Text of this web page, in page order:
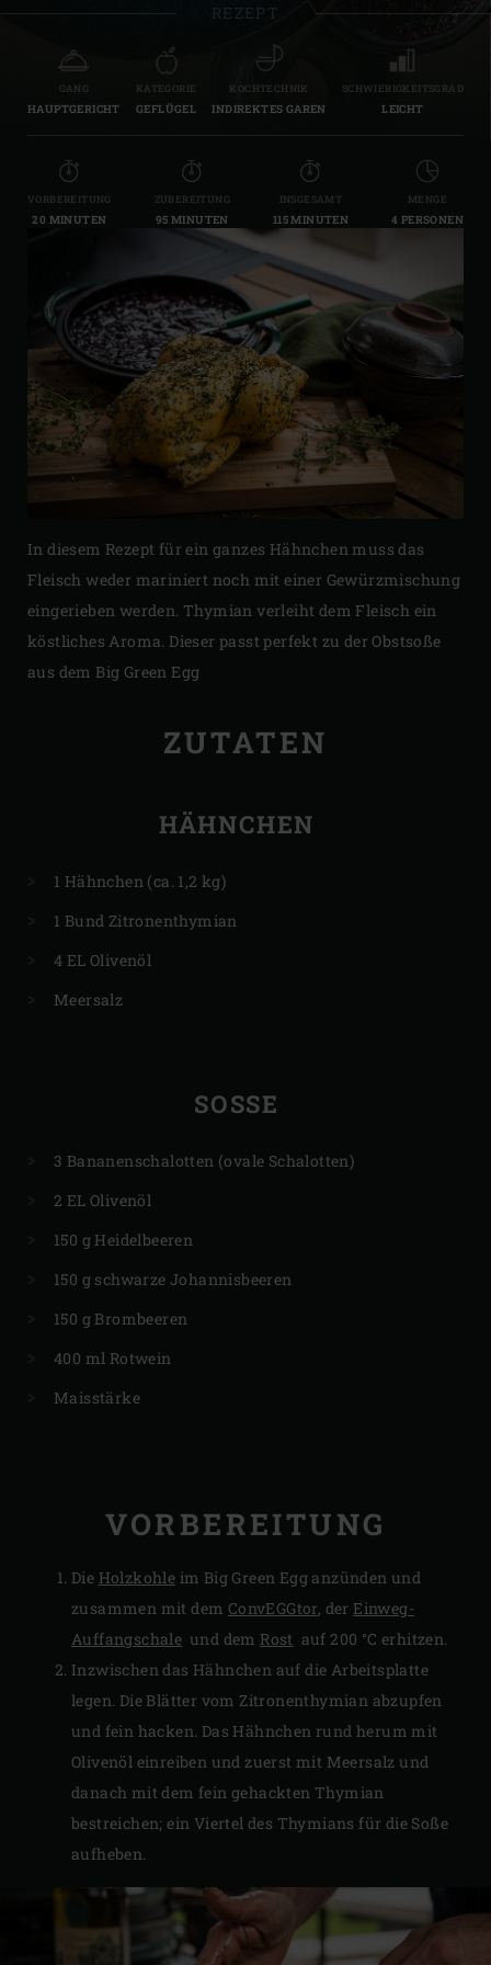
REZEPT
GANG
HAUPTGERICHT
KATEGORIE
GEFLÜGEL
KOCHTECHNIK
INDIREKTES GAREN
SCHWIERIGKEITSGRAD
LEICHT
VORBEREITUNG
20 MINUTEN
ZUBEREITUNG
95 MINUTEN
INSGESAMT
115 MINUTEN
MENGE
4 PERSONEN
In diesem Rezept für ein ganzes Hähnchen muss das
Fleisch weder mariniert noch mit einer Gewürzmischung
eingerieben werden. Thymian verleiht dem Fleisch ein
köstliches Aroma. Dieser passt perfekt zu der Obstsoße
aus dem Big Green Egg
ZUTATEN
HÄHNCHEN
1 Hähnchen (ca. 1,2 kg)
1 Bund Zitronenthymian
4 EL Olivenöl
Meersalz
SOSSE
3 Bananenschalotten (ovale Schalotten)
2 EL Olivenöl
150 g Heidelbeeren
150 g schwarze Johannisbeeren
150 g Brombeeren
400 ml Rotwein
Maisstärke
VORBEREITUNG
Die Holzkohle im Big Green Egg anzünden und
zusammen mit dem ConvEGGtor, derEinweg-
Auffangschale und demRost auf 200 °C erhitzen.
Inzwischen das Hähnchen auf die Arbeitsplatte
legen. Die Blätter vom Zitronenthymian abzupfen
und fein hacken. Das Hähnchen rund herum mit
Olivenöl einreiben und zuerst mit Meersalz und
danach mit dem fein gehackten Thymian
bestreichen; ein Viertel des Thymians für die Soße
aufheben.